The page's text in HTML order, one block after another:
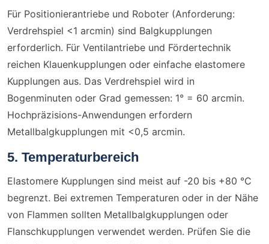
Für Positionierantriebe und Roboter (Anforderung:
Verdrehspiel <1 arcmin) sind Balgkupplungen
erforderlich. Für Ventilantriebe und Fördertechnik
reichen Klauenkupplungen oder einfache elastomere
Kupplungen aus. Das Verdrehspiel wird in
Bogenminuten oder Grad gemessen: 1° = 60 arcmin.
Hochpräzisions-Anwendungen erfordern
Metallbalgkupplungen mit <0,5 arcmin.
5. Temperaturbereich
Elastomere Kupplungen sind meist auf -20 bis +80 °C
begrenzt. Bei extremen Temperaturen oder in der Nähe
von Flammen sollten Metallbalgkupplungen oder
Flanschkupplungen verwendet werden. Prüfen Sie die